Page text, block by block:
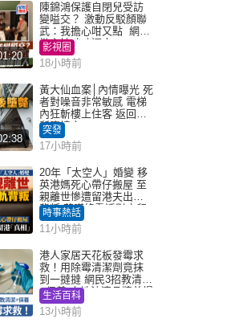
陳錦鴻保護自閉兒受訪
變嗌交？ 激動反駁顏聯
武：我擔心咁又點 網民
批主持咄咄逼人
影視圈
18小時前
黃大仙血案│內情曝光 死
者對噪音非常敏感 電梯
內狂斬樓上住客 返回住
所墮樓亡
突發
17小時前
20年「太空人」婚變 移
英港媽死心帶仔搬屋 至
親離世慘遭留港夫出軌
背叛 苦嘆終看透對方留
港「真相」｜Juicy叮
時事熱話
11小時前
港人家居天花板發霉求
救！用除霉清潔劑竟抹
到一撻撻 網民3招教清潔
+保養 本地油漆品牌曾提
醒勿用1物防變色
生活百科
13小時前